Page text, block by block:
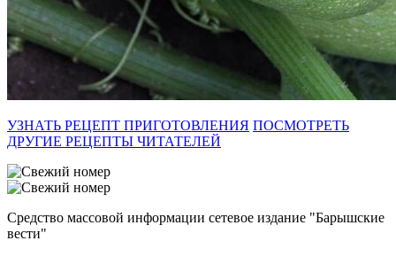
УЗНАТЬ РЕЦЕПТ ПРИГОТОВЛЕНИЯ ПОСМОТРЕТЬ
ДРУГИЕ РЕЦЕПТЫ ЧИТАТЕЛЕЙ
Средство массовой информации сетевое издание "Барышские
вести"